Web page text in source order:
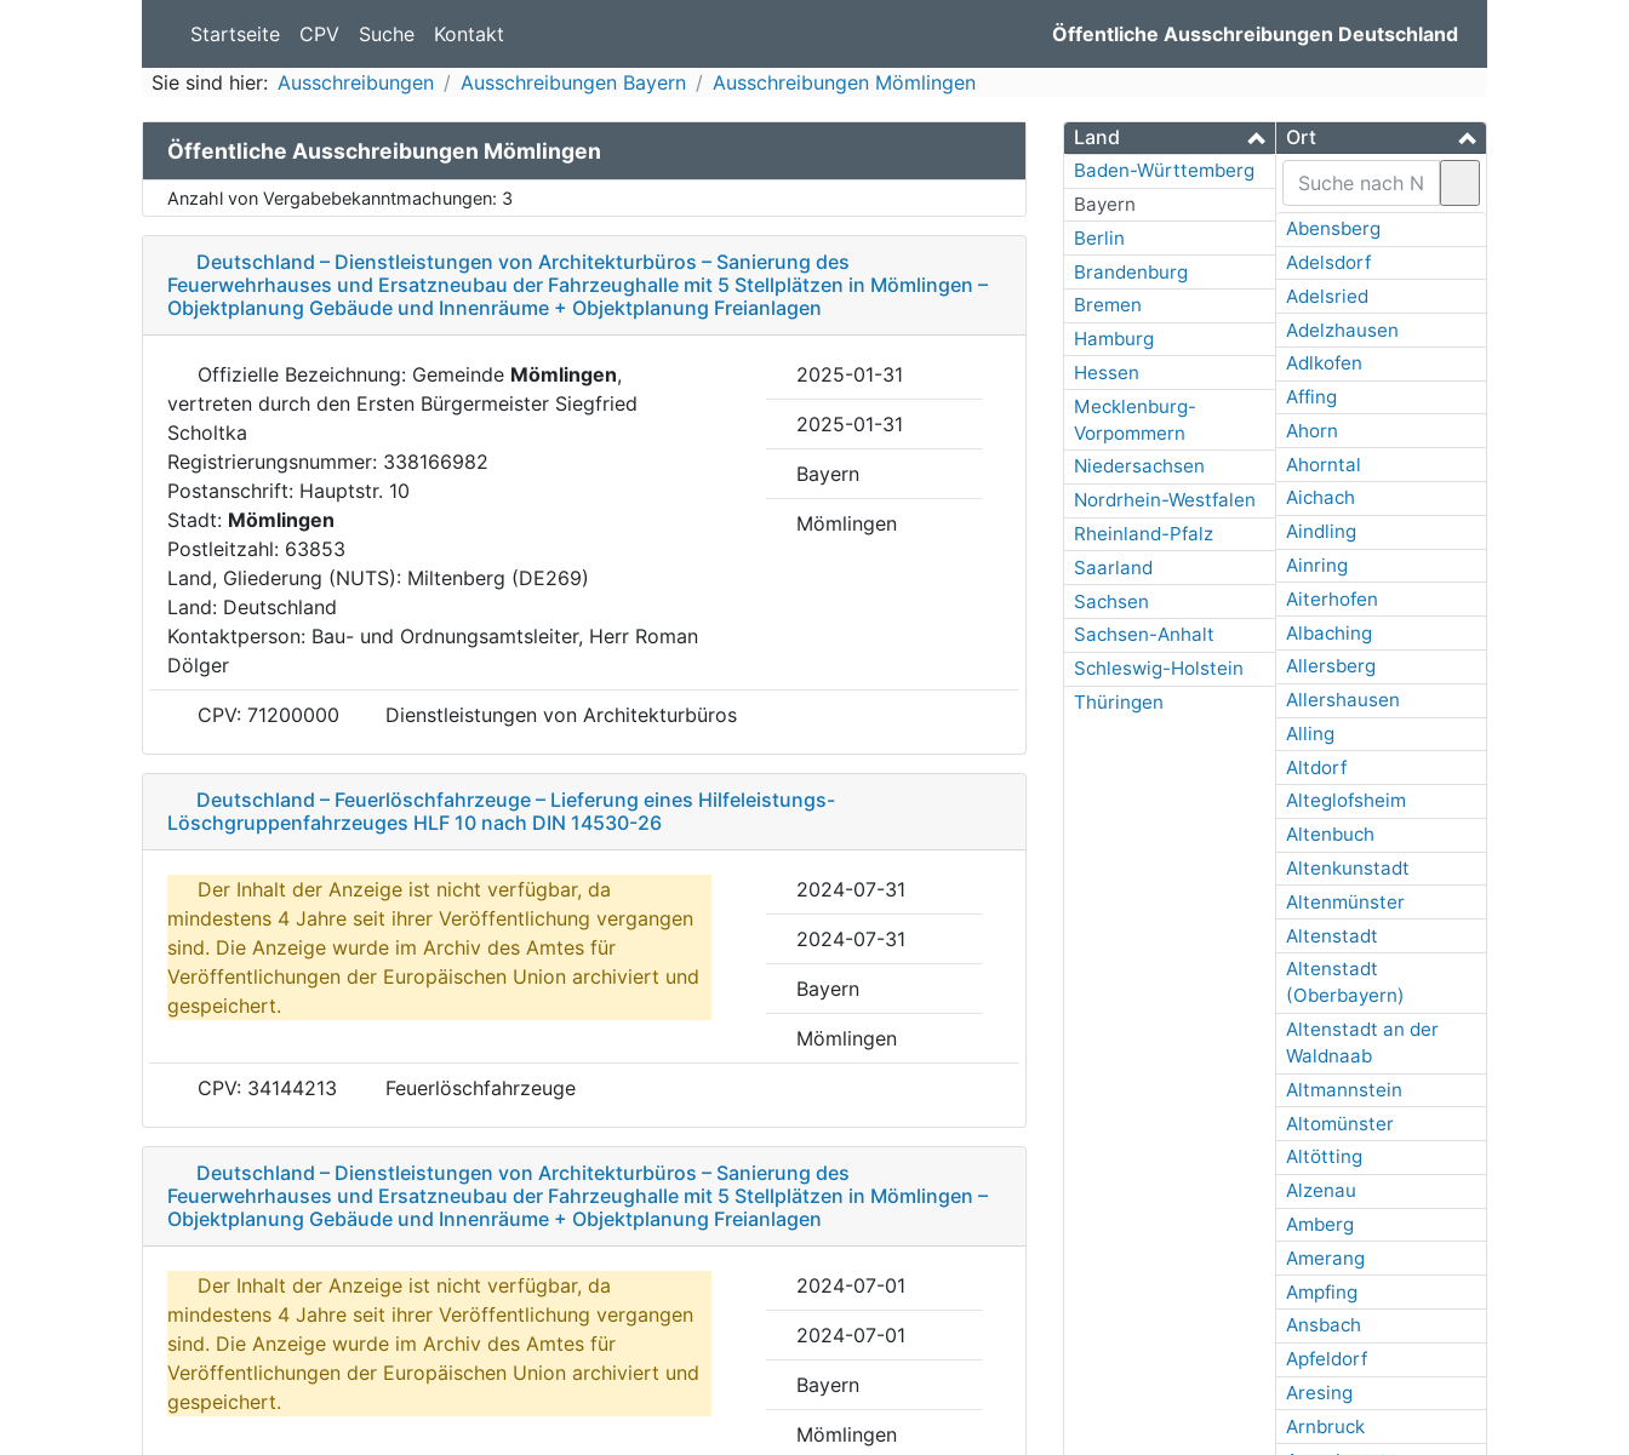
Startseite CPV Suche Kontakt Öffentliche Ausschreibungen Deutschland
Sie sind hier: Ausschreibungen Ausschreibungen Bayern Ausschreibungen Mömlingen
Land
Baden-Württemberg
Bayern
Berlin
Brandenburg
Bremen
Hamburg
Hessen
Mecklenburg-
Vorpommern
Niedersachsen
Nordrhein-Westfalen
Rheinland-Pfalz
Saarland
Sachsen
Sachsen-Anhalt
Schleswig-Holstein
Thüringen
Ort
Abensberg
Adelsdorf
Adelsried
Adelzhausen
Adlkofen
Affing
Ahorn
Ahorntal
Aichach
Aindling
Ainring
Aiterhofen
Albaching
Allersberg
Allershausen
Alling
Altdorf
Alteglofsheim
Altenbuch
Altenkunstadt
Altenmünster
Altenstadt
Altenstadt
(Oberbayern)
Altenstadt an der
Waldnaab
Altmannstein
Altomünster
Altötting
Alzenau
Amberg
Amerang
Ampfing
Ansbach
Apfeldorf
Aresing
Arnbruck
Öffentliche Ausschreibungen Mömlingen
Anzahl von Vergabebekanntmachungen: 3
Deutschland – Dienstleistungen von Architekturbüros – Sanierung des
Feuerwehrhauses und Ersatzneubau der Fahrzeughalle mit 5 Stellplätzen in Mömlingen –
Objektplanung Gebäude und Innenräume + Objektplanung Freianlagen
Offizielle Bezeichnung: Gemeinde Mömlingen,
vertreten durch den Ersten Bürgermeister Siegfried
Scholtka
Registrierungsnummer: 338166982
Postanschrift: Hauptstr. 10
Stadt: Mömlingen
Postleitzahl: 63853
Land, Gliederung (NUTS): Miltenberg (DE269)
Land: Deutschland
Kontaktperson: Bau- und Ordnungsamtsleiter, Herr Roman
Dölger
2025-01-31
2025-01-31
Bayern
Mömlingen
CPV: 71200000 Dienstleistungen von Architekturbüros
Deutschland – Feuerlöschfahrzeuge – Lieferung eines Hilfeleistungs-
Löschgruppenfahrzeuges HLF 10 nach DIN 14530-26
Der Inhalt der Anzeige ist nicht verfügbar, da
mindestens 4 Jahre seit ihrer Veröffentlichung vergangen
sind. Die Anzeige wurde im Archiv des Amtes für
Veröffentlichungen der Europäischen Union archiviert und
gespeichert.
2024-07-31
2024-07-31
Bayern
Mömlingen
CPV: 34144213 Feuerlöschfahrzeuge
Deutschland – Dienstleistungen von Architekturbüros – Sanierung des
Feuerwehrhauses und Ersatzneubau der Fahrzeughalle mit 5 Stellplätzen in Mömlingen –
Objektplanung Gebäude und Innenräume + Objektplanung Freianlagen
Der Inhalt der Anzeige ist nicht verfügbar, da
mindestens 4 Jahre seit ihrer Veröffentlichung vergangen
sind. Die Anzeige wurde im Archiv des Amtes für
Veröffentlichungen der Europäischen Union archiviert und
gespeichert.
2024-07-01
2024-07-01
Bayern
Mömlingen